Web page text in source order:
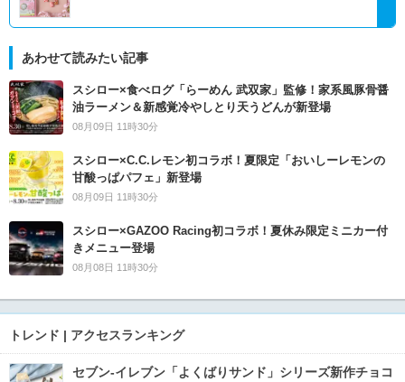
あわせて読みたい記事
スシロー×食べログ「らーめん 武双家」監修！家系風豚骨醤
油ラーメン＆新感覚冷やしとり天うどんが新登場
08月09日 11時30分
スシロー×C.C.レモン初コラボ！夏限定「おいしーレモンの
甘酸っぱパフェ」新登場
08月09日 11時30分
スシロー×GAZOO Racing初コラボ！夏休み限定ミニカー付
きメニュー登場
08月08日 11時30分
トレンド | アクセスランキング
セブン‐イレブン「よくばりサンド」シリーズ新作チョコ